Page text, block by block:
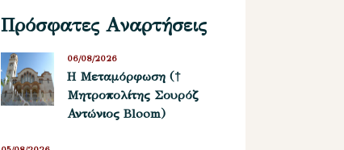
Πρόσφατες Αναρτήσεις
Η Μεταμόρφωση (†
Μητροπολίτης Σουρόζ
Αντώνιος Bloom)
06/08/2026